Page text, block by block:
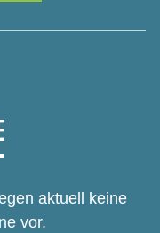
aktuell keine
vor.